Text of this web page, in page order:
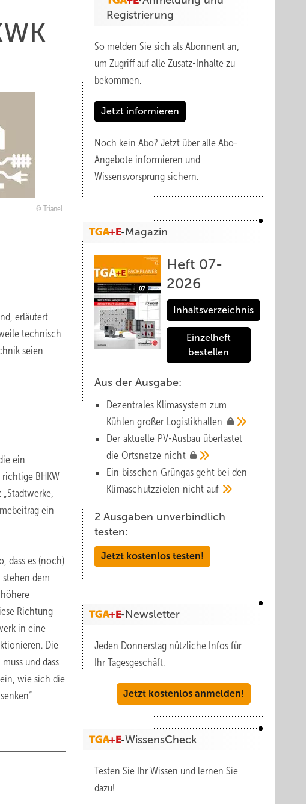
Trianel
erläutert
technisch
seien
ein
BHKW
ein
dass es (noch)
dem
Richtung
in eine
Die
und dass
wie sich die
Registrierung
So melden Sie sich als Abonnent an,
um Zugriff auf alle Zusatz-Inhalte zu
bekommen.
Jetzt informieren
Noch kein Abo? Jetzt über alle Abo-
Angebote informieren und
Wissensvorsprung sichern.
Magazin
Heft 07-
2026
Inhaltsverzeichnis
Einzelheft
bestellen
Aus der Ausgabe:
Dezentrales Klimasystem zum
Kühlen großer Logistik­hallen
Der aktuelle PV-Ausbau über­lastet
die Orts­netze nicht
Ein bisschen Grüngas geht bei den
Klima­schutz­zielen nicht auf
2 Ausgaben unverbindlich
testen:
Jetzt kostenlos testen!
Newsletter
Jeden Donnerstag nützliche Infos für
Ihr Tagesgeschäft.
Jetzt kostenlos anmelden!
WissensCheck
Testen Sie Ihr Wissen und lernen Sie
dazu!